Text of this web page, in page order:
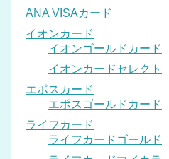
ANA VISAカード
イオンカード
イオンゴールドカード
イオンカードセレクト
エポスカード
エポスゴールドカード
ライフカード
ライフカードゴールド